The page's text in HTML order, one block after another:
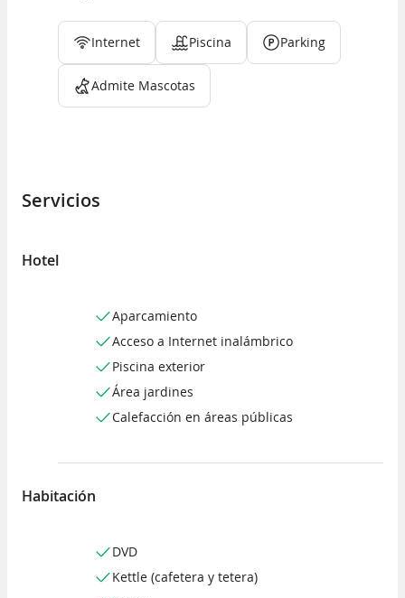
Internet Piscina Parking
Admite Mascotas
Servicios
Hotel
Aparcamiento
Acceso a Internet inalámbrico
Piscina exterior
Área jardines
Calefacción en áreas públicas
Habitación
DVD
Kettle (cafetera y tetera)